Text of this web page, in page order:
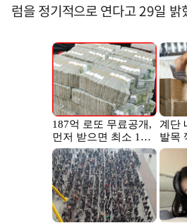
럼을 정기적으로 연다고 29일 밝